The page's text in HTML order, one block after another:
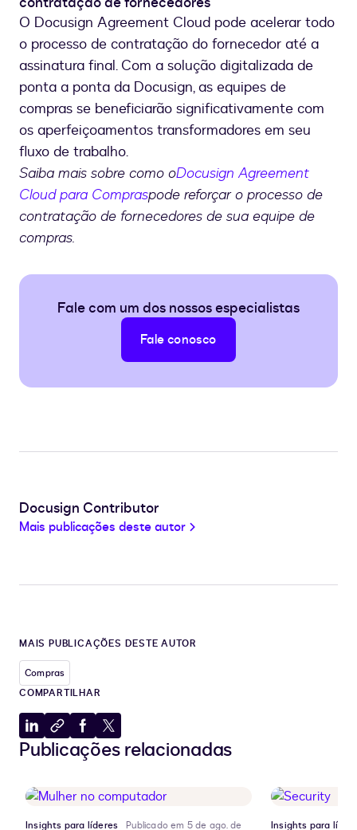
O Docusign Agreement Cloud pode acelerar todo
o processo de contratação do fornecedor até a
assinatura final. Com a solução digitalizada de
ponta a ponta da Docusign, as equipes de
compras se beneficiarão significativamente com
os aperfeiçoamentos transformadores em seu
fluxo de trabalho.
Saiba mais sobre como oDocusign Agreement
Cloud para Compraspode reforçar o processo de
contratação de fornecedores de sua equipe de
compras.
Fale com um dos nossos especialistas
Fale conosco
Docusign Contributor
Mais publicações deste autor
MAIS PUBLICAÇÕES DESTE AUTOR
Compras
COMPARTILHAR
Compartilhar
no
Copiar
para
de
transferência
Compartilhar
no
Compartilhar
no
Publicações relacionadas
Insights para líderes
Publicado em 5 de ago. de
Insights para